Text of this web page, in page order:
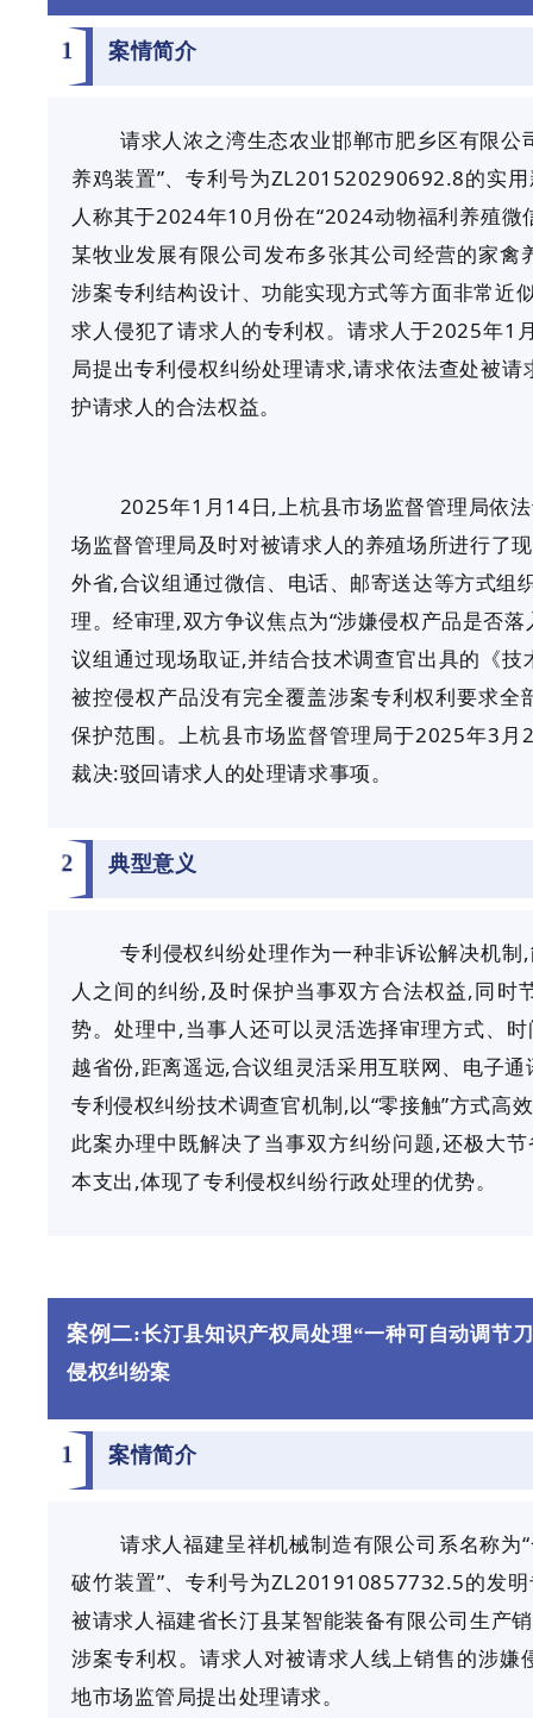
1 案情简介
请求人浓之湾生态农业邯郸市肥乡区有限公
养鸡装置”、专利号为ZL201520290692.8的实
人称其于2024年10月份在“2024动物福利养殖微
某牧业发展有限公司发布多张其公司经营的家禽
涉案专利结构设计、功能实现方式等方面非常近
求人侵犯了请求人的专利权。请求人于2025年1
局提出专利侵权纠纷处理请求,请求依法查处被
护请求人的合法权益。
2025年1月14日,上杭县市场监督管理局依
场监督管理局及时对被请求人的养殖场所进行了
外省,合议组通过微信、电话、邮寄送达等方式组
理。经审理,双方争议焦点为“涉嫌侵权产品是否
议组通过现场取证,并结合技术调查官出具的《
被控侵权产品没有完全覆盖涉案专利权利要求全
保护范围。上杭县市场监督管理局于2025年3月
裁决:驳回请求人的处理请求事项。
2 典型意义
专利侵权纠纷处理作为一种非诉讼解决机
人之间的纠纷,及时保护当事双方合法权益,同时
势。处理中,当事人还可以灵活选择审理方式、
越省份,距离遥远,合议组灵活采用互联网、电子
专利侵权纠纷技术调查官机制,以“零接触”方式高
此案办理中既解决了当事双方纠纷问题,还极大
本支出,体现了专利侵权纠纷行政处理的优势。
案例二:长汀县知识产权局处理“一种可自动调节
侵权纠纷案
1 案情简介
请求人福建呈祥机械制造有限公司系名称为
破竹装置”、专利号为ZL201910857732.5的发
被请求人福建省长汀县某智能装备有限公司生产
涉案专利权。请求人对被请求人线上销售的涉嫌
地市场监管局提出处理请求。